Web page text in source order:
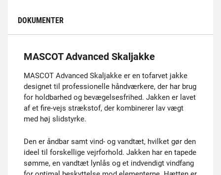
DOKUMENTER
MASCOT Advanced Skaljakke
MASCOT Advanced Skaljakke er en tofarvet jakke
designet til professionelle håndværkere, der har brug
for holdbarhed og bevægelsesfrihed. Jakken er lavet
af et fire-vejs strækstof, der kombinerer lav vægt
med høj slidstyrke.
Den er åndbar samt vind- og vandtæt, hvilket gør den
ideel til forskellige vejrforhold. Jakken har en tapede
sømme, en vandtæt lynlås og et indvendigt vindfang